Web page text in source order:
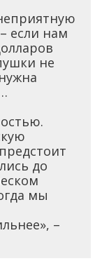
если нам
не
до
мы
–